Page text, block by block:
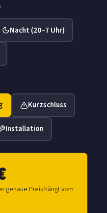
Nacht (20–7 Uhr)
Kurzschluss
Installation
genaue Preis hängt vom